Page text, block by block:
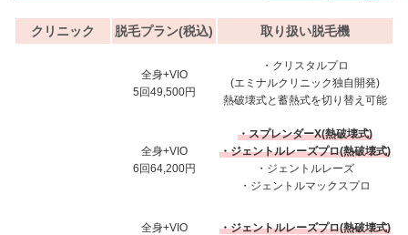
クリニック 脱毛プラン(税込) 取り扱い脱毛機
全身+VIO
5回49,500円
・クリスタルプロ
(エミナルクリニック独自開発)
熱破壊式と蓄熱式を切り替え可能
全身+VIO
6回64,200円
・スプレンダーX(熱破壊式)
・ジェントルレーズプロ(熱破壊式)
・ジェントルレーズ
・ジェントルマックスプロ
全身+VIO
・ジェントルレーズプロ(熱破壊式)